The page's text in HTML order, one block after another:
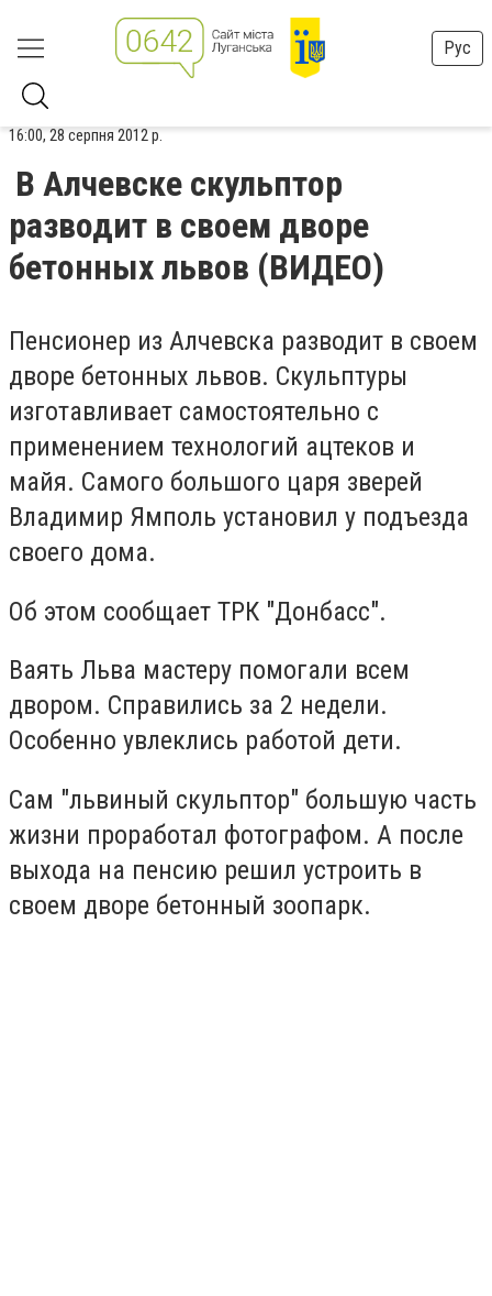
Рус
16:00, 28 серпня 2012 р.
В Алчевске скульптор
разводит в своем дворе
бетонных львов (ВИДЕО)
Пенсионер из Алчевска разводит в своем
дворе бетонных львов. Скульптуры
изготавливает самостоятельно с
применением технологий ацтеков и
майя. Самого большого царя зверей
Владимир Ямполь установил у подъезда
своего дома.
Об этом сообщает ТРК "Донбасс".
Ваять Льва мастеру помогали всем
двором. Справились за 2 недели.
Особенно увлеклись работой дети.
Сам "львиный скульптор" большую часть
жизни проработал фотографом. А после
выхода на пенсию решил устроить в
своем дворе бетонный зоопарк.